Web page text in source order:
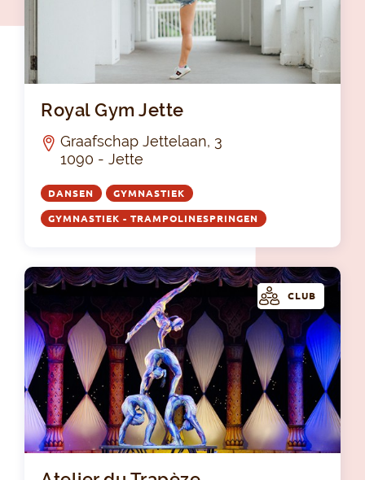
Royal Gym Jette
Graafschap Jettelaan, 3
1090 - Jette
DANSEN GYMNASTIEK
GYMNASTIEK - TRAMPOLINESPRINGEN
CLUB